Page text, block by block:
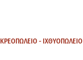
ΚΡΕΟΠΩΛΕΙΟ - ΙΧΘΥΟΠΩΛΕΙΟ